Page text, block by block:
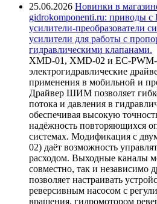
25.06.2026 Новинки в
gidrokomponenti.ru: приводы
усилители-преобразователи
усилители для работы с
гидравлическими клапанами.
XMD-01, XMD-02 и EC-
электрогидравлические
применения в мобильной и
Драйвер ШИМ позволяет
потока и давления в
обеспечивая высокую
надёжность повторяющихся
системах. Модификация с
02) даёт возможность
расходом. Выходные каналы
совместно, так и независимо
позволяет настраивать
реверсивным насосом с
вращения, гидромотором